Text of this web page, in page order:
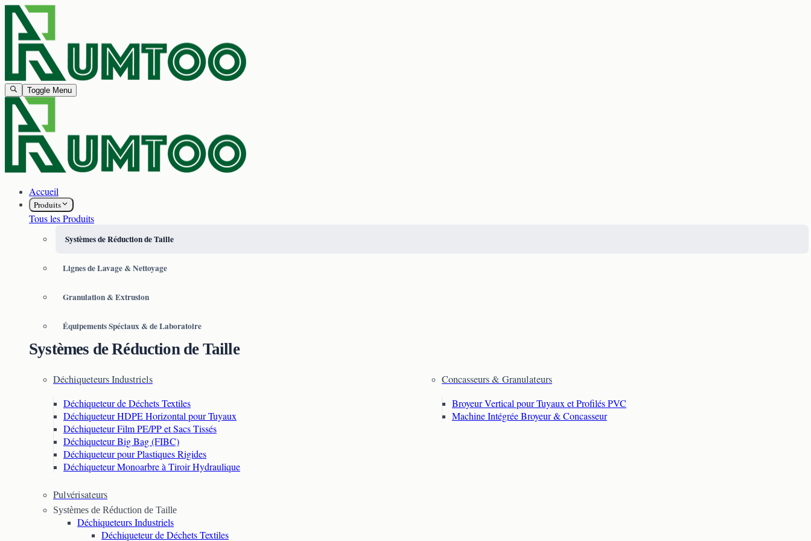
Toggle Menu
Accueil
Produits
Tous les Produits
Systèmes de Réduction de Taille
Lignes de Lavage & Nettoyage
Granulation & Extrusion
Équipements Spéciaux & de Laboratoire
Systèmes de Réduction de Taille
Déchiqueteurs Industriels
Déchiqueteur de Déchets Textiles
Déchiqueteur HDPE Horizontal pour Tuyaux
Déchiqueteur Film PE/PP et Sacs Tissés
Déchiqueteur Big Bag (FIBC)
Déchiqueteur pour Plastiques Rigides
Déchiqueteur Monoarbre à Tiroir Hydraulique
Concasseurs & Granulateurs
Broyeur Vertical pour Tuyaux et Profilés PVC
Machine Intégrée Broyeur & Concasseur
Pulvérisateurs
Systèmes de Réduction de Taille
Déchiqueteurs Industriels
Déchiqueteur de Déchets Textiles